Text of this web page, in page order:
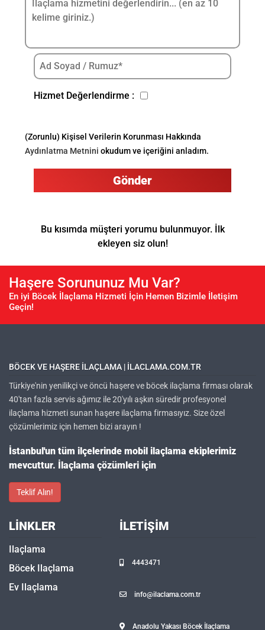
Hizmet Değerlendirme :
(Zorunlu) Kişisel Verilerin Korunması Hakkında
Aydınlatma Metnini okudum ve içeriğini anladım.
Gönder
Bu kısımda müşteri yorumu bulunmuyor. İlk
ekleyen siz olun!
Haşere Sorununuz Mu Var?
En iyi Böcek İlaçlama Hizmeti İçin Hemen Bizimle İletişim
Geçin!
BÖCEK VE HAŞERE ILAÇLAMA | ILACLAMA.COM.TR
Türkiye'nin yenilikçi ve öncü haşere ve böcek ilaçlama firması olarak
40'tan fazla servis ağımız ile 20'yılı aşkın süredir profesyonel
ilaçlama hizmeti sunan haşere ilaçlama firmasıyız. Size özel
çözümlerimiz için hemen bizi arayın !
İstanbul'un tüm ilçelerinde mobil ilaçlama ekiplerimiz
mevcuttur. İlaçlama çözümleri için
Teklif Alın!
LINKLER
Ilaçlama
Böcek Ilaçlama
Ev Ilaçlama
İLETIŞIM
4443471
info@ilaclama.com.tr
Anadolu Yakası Böcek İlaçlama